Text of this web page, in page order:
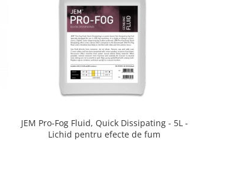
JEM Pro-Fog Fluid, Quick Dissipating - 5L -
Lichid pentru efecte de fum